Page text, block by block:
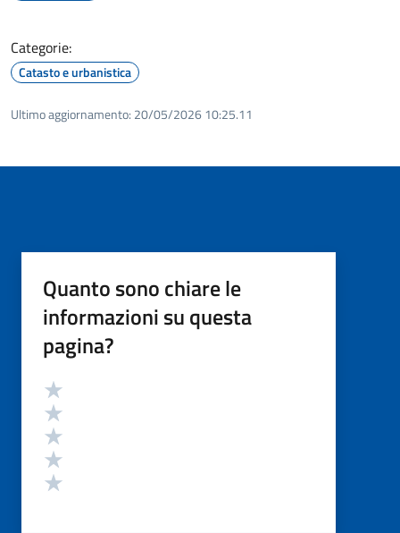
Categorie:
Catasto e urbanistica
Ultimo aggiornamento: 20/05/2026 10:25.11
Quanto sono chiare le
informazioni su questa
pagina?
Valutazione